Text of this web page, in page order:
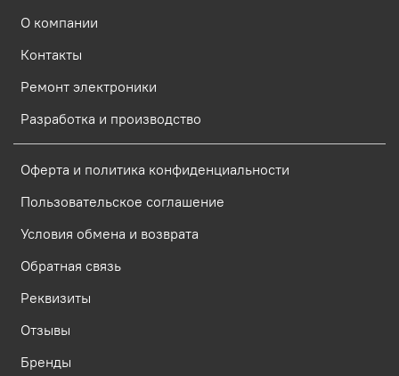
О компании
Контакты
Ремонт электроники
Разработка и производство
Оферта и политика конфиденциальности
Пользовательское соглашение
Условия обмена и возврата
Обратная связь
Реквизиты
Отзывы
Бренды